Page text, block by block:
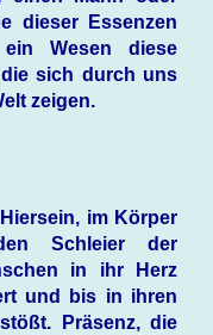
dieser Essenzen
Wesen diese
sich durch uns
zeigen.
im Körper
Schleier der
in ihr Herz
und bis in ihren
Präsenz, die